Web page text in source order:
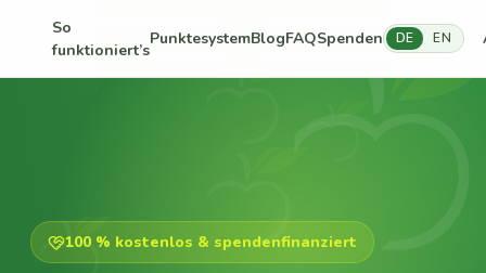
So
funktioniert’s
PunktesystemBlogFAQSpenden DE EN
100 % kostenlos & spendenfinanziert